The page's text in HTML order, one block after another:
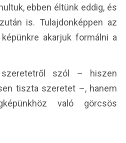
ebben éltünk eddig, és
is. Tulajdonképpen az
akarjuk formálni a
szól – hiszen
tiszta szeretet –, hanem
való görcsös